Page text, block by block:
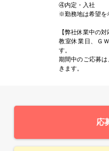
④内定・入社
※勤務地は希望を
【弊社休業中の対
教室休業日、Ｇ
す。
期間中のご応募
きます。
応